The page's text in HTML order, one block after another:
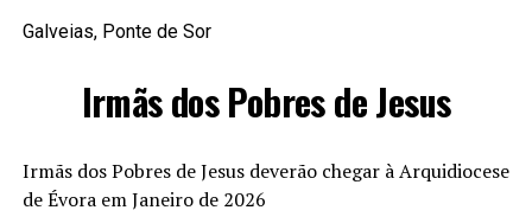
Galveias, Ponte de Sor
Irmãs dos Pobres de Jesus
Irmãs dos Pobres de Jesus deverão chegar à Arquidiocese
de Évora em Janeiro de 2026